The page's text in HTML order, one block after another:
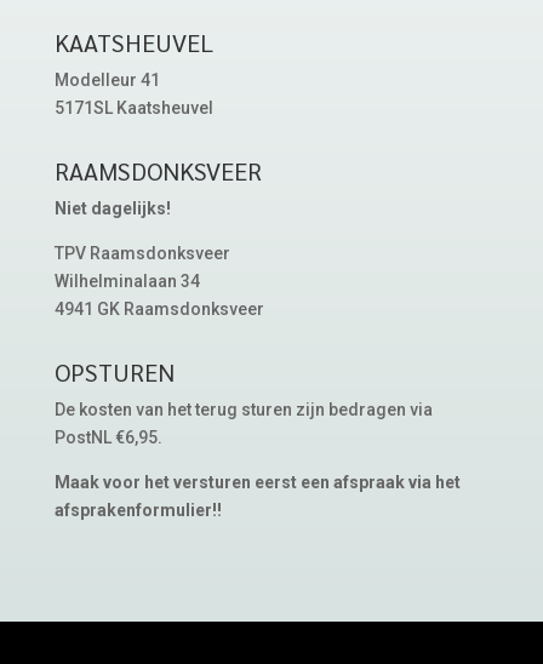
KAATSHEUVEL
Modelleur 41
5171SL Kaatsheuvel
RAAMSDONKSVEER
Niet dagelijks!
TPV Raamsdonksveer
Wilhelminalaan 34
4941 GK Raamsdonksveer
OPSTUREN
De kosten van het terug sturen zijn bedragen via
PostNL €6,95.
Maak voor het versturen eerst een afspraak via het
afsprakenformulier!!